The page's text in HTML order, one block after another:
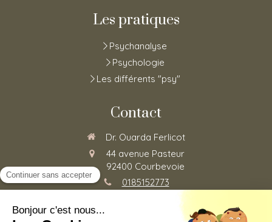
Les pratiques
Psychanalyse
Psychologie
Les différents "psy"
Contact
Dr. Ouarda Ferlicot
44 avenue Pasteur
92400 Courbevoie
0185152773
DuLundiau 8h30 à20h